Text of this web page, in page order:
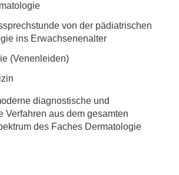
von der pädiatrischen
ins Erwachsenenalter
(Venenleiden)
diagnostische und
Verfahren aus dem gesamten
des Faches Dermatologie